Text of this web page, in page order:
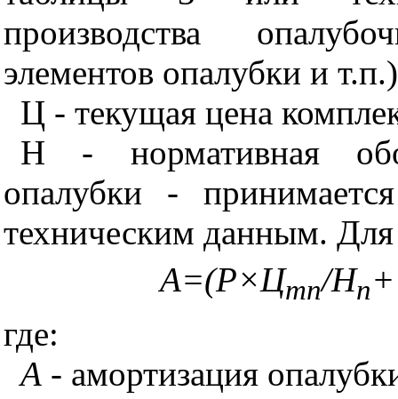
производства
элементов опалубки и
Ц - текущая цена
Н - нормативная
опалубки -
техническим данным.
А=(Р×Цтп/Нп
где:
А- амортизация